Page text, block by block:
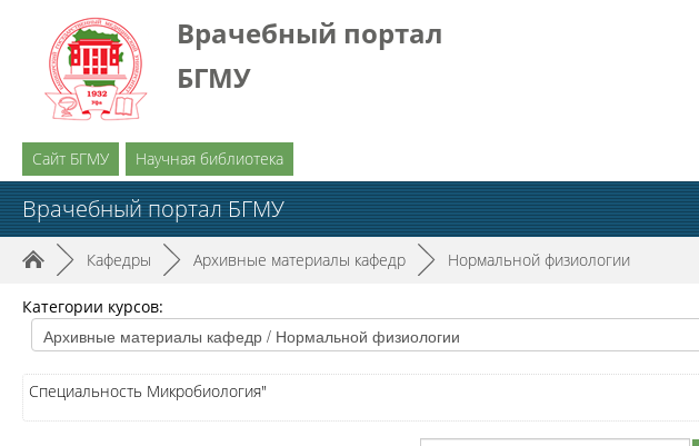
Врачебный портал
БГМУ
Сайт БГМУ Научная библиотека
Врачебный портал БГМУ
► Кафедры ► Архивные материалы кафедр ► Нормальной физиологии
Категории курсов:
Специальность Микробиология"